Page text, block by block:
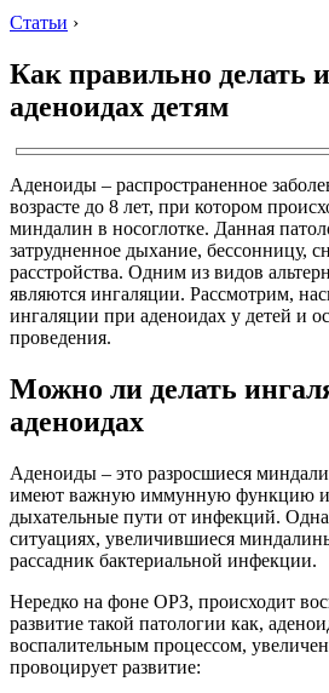
Статьи ›
Как правильно делать
аденоидах детям
Аденоиды – распространенное
возрасте до 8 лет, при котором
миндалин в носоглотке. Данная
затрудненное дыхание, бессонницу,
расстройства. Одним из видов
являются ингаляции. Рассмотрим,
ингаляции при аденоидах у детей и
проведения.
Можно ли делать
аденоидах
Аденоиды – это разросшиеся
имеют важную иммунную функцию и
дыхательные пути от инфекций.
ситуациях, увеличившиеся
рассадник бактериальной инфекции.
Нередко на фоне ОРЗ, происходит
развитие такой патологии как,
воспалительным процессом,
провоцирует развитие: